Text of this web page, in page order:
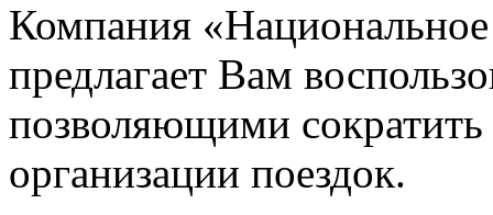
Компания
предлагает Вам
позволяющими
организации поездок.